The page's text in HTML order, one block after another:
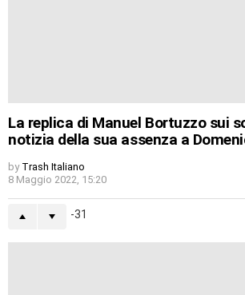
La replica di Manuel Bortuzzo sui
notizia della sua assenza a
by Trash Italiano
8 Maggio 2022, 15:20
-31